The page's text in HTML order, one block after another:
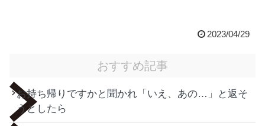
2023/04/29
おすすめ記事
お持ち帰りですかと聞かれ「いえ、あの…」と返そ
うとしたら